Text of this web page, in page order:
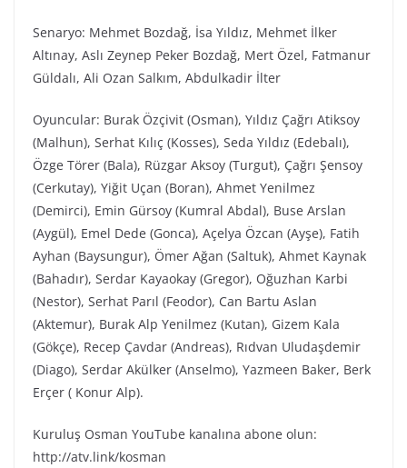
Senaryo: Mehmet Bozdağ, İsa Yıldız, Mehmet İlker
Altınay, Aslı Zeynep Peker Bozdağ, Mert Özel, Fatmanur
Güldalı, Ali Ozan Salkım, Abdulkadir İlter
Oyuncular: Burak Özçivit (Osman), Yıldız Çağrı Atiksoy
(Malhun), Serhat Kılıç (Kosses), Seda Yıldız (Edebalı),
Özge Törer (Bala), Rüzgar Aksoy (Turgut), Çağrı Şensoy
(Cerkutay), Yiğit Uçan (Boran), Ahmet Yenilmez
(Demirci), Emin Gürsoy (Kumral Abdal), Buse Arslan
(Aygül), Emel Dede (Gonca), Açelya Özcan (Ayşe), Fatih
Ayhan (Baysungur), Ömer Ağan (Saltuk), Ahmet Kaynak
(Bahadır), Serdar Kayaokay (Gregor), Oğuzhan Karbi
(Nestor), Serhat Parıl (Feodor), Can Bartu Aslan
(Aktemur), Burak Alp Yenilmez (Kutan), Gizem Kala
(Gökçe), Recep Çavdar (Andreas), Rıdvan Uludaşdemir
(Diago), Serdar Akülker (Anselmo), Yazmeen Baker, Berk
Erçer ( Konur Alp).
Kuruluş Osman YouTube kanalına abone olun:
http://atv.link/kosman